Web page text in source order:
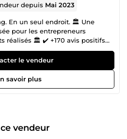
depuis Mai 2023
un seul endroit. 🏛️ Une
pour les entrepreneurs
freelances ComeUp 🏆 ✔️
🎁 ✔️ Équipe française spécialisés
de freelances dispersés.
qui dominent leur marché ont
avec vous. 🎯 Notre
le vendeur
savoir plus
vendeur